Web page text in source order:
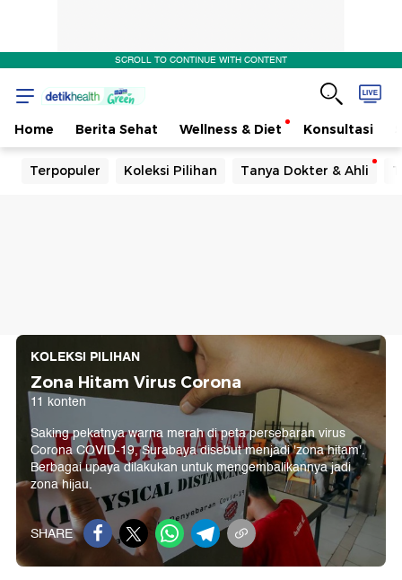
SCROLL TO CONTINUE WITH CONTENT
Home Berita Sehat Wellness & Diet Konsultasi
Terpopuler Koleksi Pilihan Tanya Dokter & Ahli
KOLEKSI PILIHAN
Zona Hitam Virus Corona
11 konten
Saking pekatnya warna merah di peta persebaran virus
Corona COVID-19, Surabaya disebut menjadi 'zona hitam'.
Berbagai upaya dilakukan untuk mengembalikannya jadi
zona hijau.
SHARE